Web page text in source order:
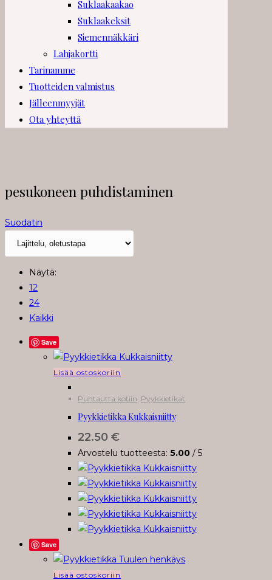
Suklaakaakao
Suklaakeksit
Siemennäkkäri
Lahjakortti
Tarinamme
Tuotteiden valmistus
Jälleenmyyjät
Ota yhteyttä
pesukoneen puhdistaminen
Suodatin
Näytä:
12
24
Kaikki
Save
Lisää ostoskoriin
Puhtautta kotiin Pyykkietikat
Pyykkietikka Kukkaisniitty
22.50 €
Arvostelu tuotteesta: 5.00 / 5
Save
Lisää ostoskoriin